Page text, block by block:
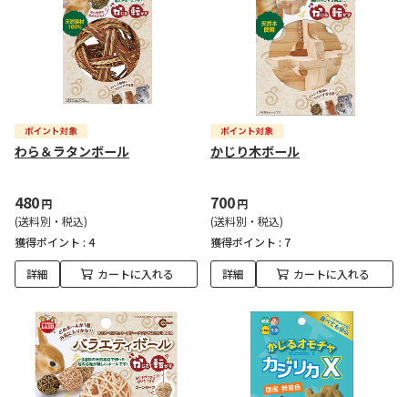
わら＆ラタンボール
480円
(送料別・税込)
獲得ポイント : 4
詳細 カートに入れる
かじり木ボール
700円
(送料別・税込)
獲得ポイント : 7
詳細 カートに入れる